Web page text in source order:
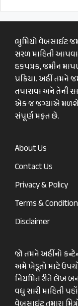
ભુમિયો વેબસાઈટ
સરળ માહિતી
હકપત્રક, જમીન
પ્રક્રિયા. અહીં તમને
તપાસવા અને તેની
એક જ જગ્યાએ
સંપૂર્ણ મફત છે.
About Us
Contact Us
Privacy & Policy
Terms &
Disclaimer
જો તમને અહીંનો
અમે ખેડૂતો માટે
નિયમિત રીતે લેખ
વધુ સારી માહિતી